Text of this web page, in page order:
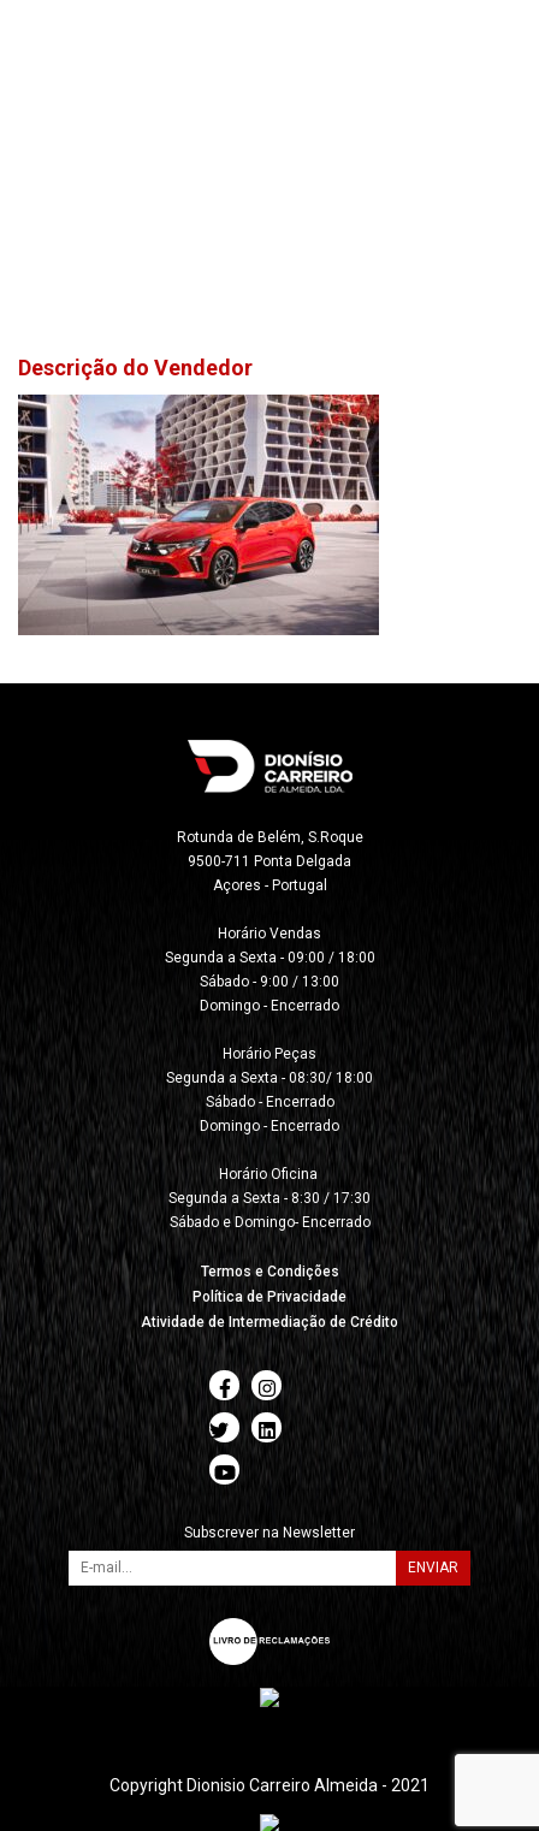
Descrição do Vendedor
Rotunda de Belém, S.Roque
9500-711 Ponta Delgada
Açores - Portugal
Horário Vendas
Segunda a Sexta - 09:00 / 18:00
Sábado - 9:00 / 13:00
Domingo - Encerrado
Horário Peças
Segunda a Sexta - 08:30/ 18:00
Sábado - Encerrado
Domingo - Encerrado
Horário Oficina
Segunda a Sexta - 8:30 / 17:30
Sábado e Domingo- Encerrado
Termos e Condições
Política de Privacidade
Atividade de Intermediação de Crédito
Subscrever na Newsletter
ENVIAR
Copyright Dionisio Carreiro Almeida - 2021